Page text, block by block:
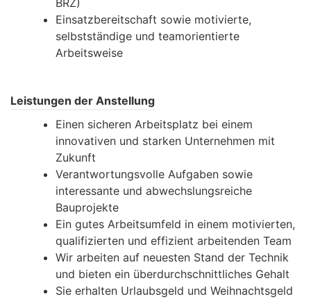
BRZ)
Einsatzbereitschaft sowie motivierte,
selbstständige und teamorientierte
Arbeitsweise
Leistungen der Anstellung
Einen sicheren Arbeitsplatz bei einem
innovativen und starken Unternehmen mit
Zukunft
Verantwortungsvolle Aufgaben sowie
interessante und abwechslungsreiche
Bauprojekte
Ein gutes Arbeitsumfeld in einem motivierten,
qualifizierten und effizient arbeitenden Team
Wir arbeiten auf neuesten Stand der Technik
und bieten ein überdurchschnittliches Gehalt
Sie erhalten Urlaubsgeld und Weihnachtsgeld